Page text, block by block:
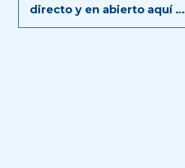
directo y en abierto aquí …